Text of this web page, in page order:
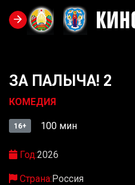
ЗА ПАЛЫЧА! 2
КОМЕДИЯ
16+ 100 мин
Год:2026
Страна:Россия